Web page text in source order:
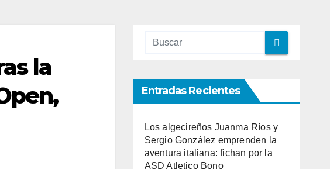
la
Entradas Recientes
Los algecireños Juanma Ríos y
Sergio González emprenden la
aventura italiana: fichan por la
ASD Atletico Bono